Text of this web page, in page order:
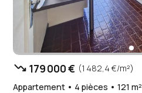
trending_down 179 000 € (1 482,4 €/m²)
Appartement • 4 pièces • 121 m²